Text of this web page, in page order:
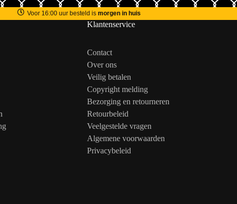
Voor 16:00 uur besteld ismorgen in huis
Klantenservice
Contact
Over ons
Veilig betalen
Copyright melding
Bezorging en retourneren
Retourbeleid
Veelgestelde vragen
Algemene voorwaarden
Privacybeleid